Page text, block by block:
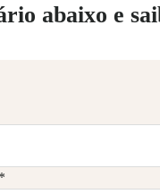
abaixo e
*